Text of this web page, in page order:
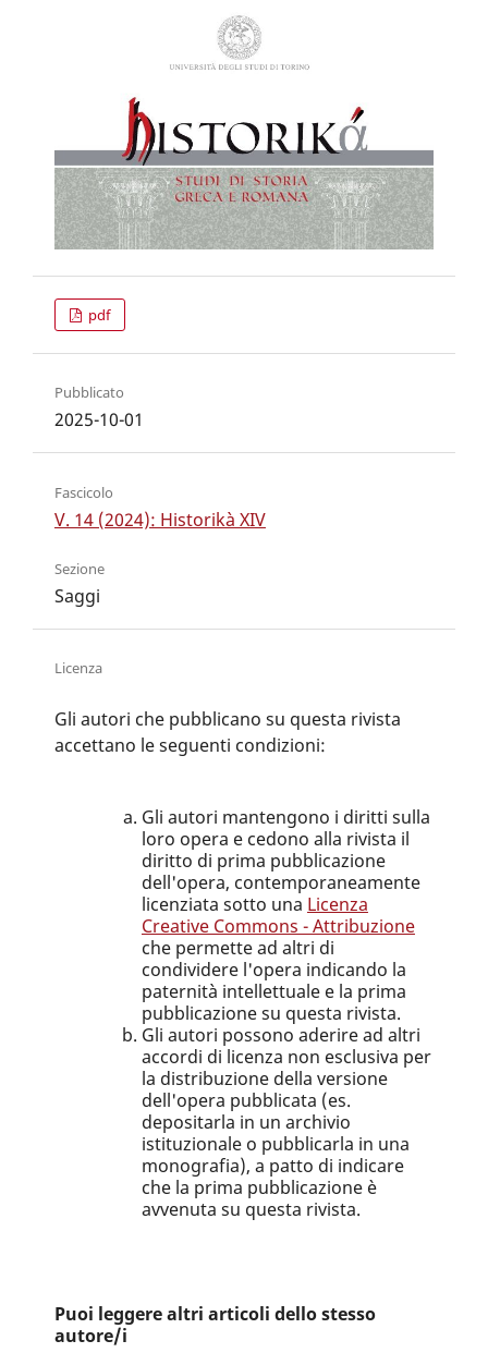
pdf
Pubblicato
2025-10-01
Fascicolo
V. 14 (2024): Historikà XIV
Sezione
Saggi
Licenza
Gli autori che pubblicano su questa rivista
accettano le seguenti condizioni:
Gli autori mantengono i diritti sulla
loro opera e cedono alla rivista il
diritto di prima pubblicazione
dell'opera, contemporaneamente
licenziata sotto una Licenza
Creative Commons - Attribuzione
che permette ad altri di
condividere l'opera indicando la
paternità intellettuale e la prima
pubblicazione su questa rivista.
Gli autori possono aderire ad altri
accordi di licenza non esclusiva per
la distribuzione della versione
dell'opera pubblicata (es.
depositarla in un archivio
istituzionale o pubblicarla in una
monografia), a patto di indicare
che la prima pubblicazione è
avvenuta su questa rivista.
Puoi leggere altri articoli dello stesso
autore/i